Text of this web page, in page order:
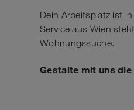
Dein Arbeitsplatz ist
Service aus Wien
Wohnungssuche.
Gestalte mit uns die